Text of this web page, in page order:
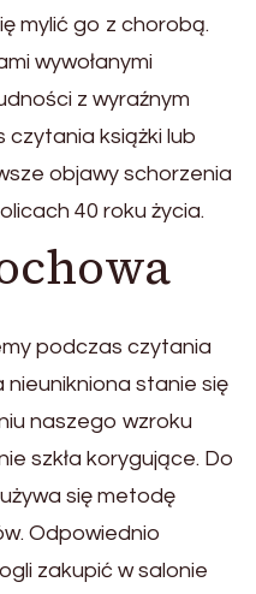
mylić go z chorobą.
wywołanymi
z wyraźnym
czytania książki lub
objawy schorzenia
40 roku życia.
podczas czytania
nieunikniona stanie się
naszego wzroku
szkła korygujące. Do
się metodę
Odpowiednio
zakupić w salonie